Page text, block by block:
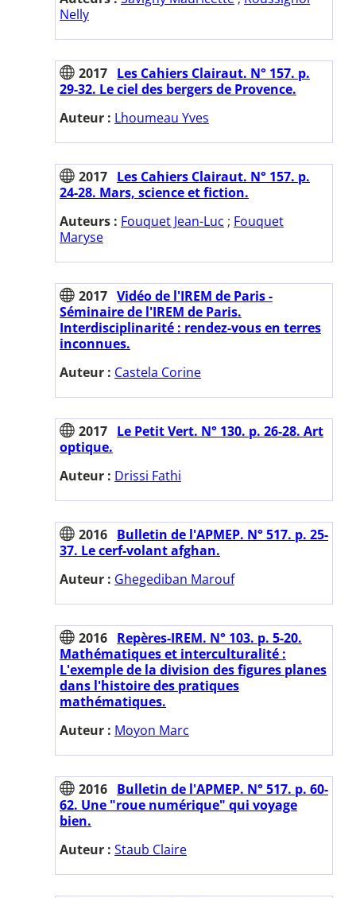
Nelly
2017 Les Cahiers Clairaut. N° 157. p.
29-32. Le ciel des bergers de Provence.
Auteur : Lhoumeau Yves
2017 Les Cahiers Clairaut. N° 157. p.
24-28. Mars, science et fiction.
Auteurs : Fouquet Jean-Luc ; Fouquet
Maryse
2017 Vidéo de l'IREM de Paris -
Séminaire de l'IREM de Paris.
Interdisciplinarité : rendez-vous en terres
inconnues.
Auteur : Castela Corine
2017 Le Petit Vert. N° 130. p. 26-28. Art
optique.
Auteur : Drissi Fathi
2016 Bulletin de l'APMEP. N° 517. p. 25-
37. Le cerf-volant afghan.
Auteur : Ghegediban Marouf
2016 Repères-IREM. N° 103. p. 5-20.
Mathématiques et interculturalité :
L'exemple de la division des figures planes
dans l'histoire des pratiques
mathématiques.
Auteur : Moyon Marc
2016 Bulletin de l'APMEP. N° 517. p. 60-
62. Une "roue numérique" qui voyage
bien.
Auteur : Staub Claire